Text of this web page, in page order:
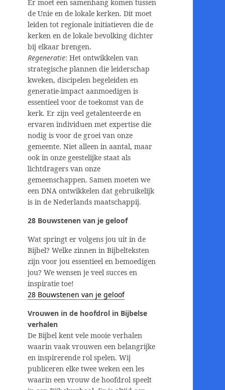
Er moet een samenhang komen tussen
de Unie en de lokale kerken. Dit moet
leiden tot regionale initiatieven die de
kerken en de lokale bevolking dichter
bij elkaar brengen.
Regeneratie: Het ontwikkelen van
strategische plannen die leiderschap
kweken, discipelen begeleiden en
generatie-impact aanmoedigen is
essentieel voor de toekomst van de
kerk. Er zijn veel getalenteerde en
ervaren individuen met expertise die
nodig is voor de groei van onze
gemeente. Niet alleen in aantal, maar
ook in onze geestelijke staat als
lichtdragers van onze
gemeenschappen. Samen moeten we
een DNA ontwikkelen dat gebruikelijk
is in de Nederlands maatschappij.
28 Bouwstenen van je geloof
Wat springt er volgens jou uit in de
Bijbel? Welke zinnen in Bijbelteksten
zijn voor jou essentieel en bemoedigen
jou? We wensen je veel succes en
inspiratie toe!
28 Bouwstenen van je geloof
Vrouwen in de hoofdrol in Bijbelse
verhalen
De Bijbel kent vele mooie verhalen
waarin vaak vrouwen een belangrijke
en inspirerende rol spelen. Wij
publiceren elke twee weken een les
waarin een vrouw de hoofdrol speelt